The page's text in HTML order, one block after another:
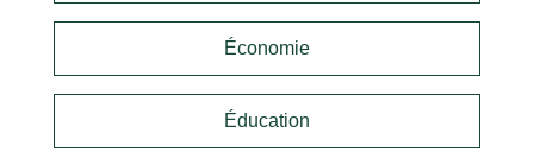
Économie
Éducation